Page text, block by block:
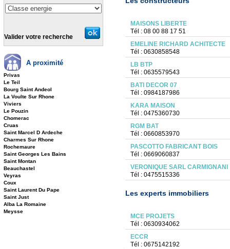
Valider votre recherche
A proximité
Privas
Le Teil
Bourg Saint Andeol
La Voulte Sur Rhone
Viviers
Le Pouzin
Chomerac
Cruas
Saint Marcel D Ardeche
Charmes Sur Rhone
Rochemaure
Saint Georges Les Bains
Saint Montan
Beauchastel
Veyras
Coux
Saint Laurent Du Pape
Saint Just
Alba La Romaine
Meysse
MAISONS LIBERTE
Tél : 08 00 88 17 51
EMELINE RICHARD ACHITECTE
Tél : 0630858548
LB BTP
Tél : 0635579543
BATI DECOR 07
Tél : 0984187986
KARA MAISON
Tél : 0475360730
RGM BAT
Tél : 0660853970
PASCOTTO FABRICANT BOIS
Tél : 0669060837
VERONIQUE SARL CARMIGNANI
Tél : 0475515336
Les experts immobiliers
MCE PROJETS
Tél : 0630934062
ECCR
Tél : 0675142192